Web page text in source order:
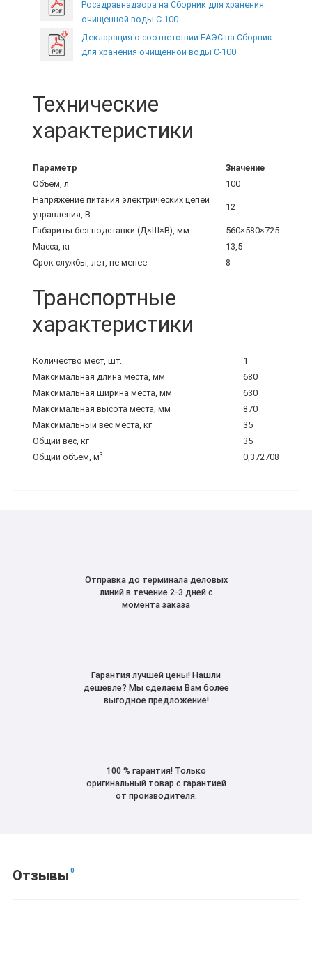
Росздравнадзора на Сборник для хранения
очищенной воды С-100
Декларация о соответствии ЕАЭС на Сборник
для хранения очищенной воды С-100
Технические
характеристики
Параметр
Значение
Объем, л
100
Напряжение питания электрических цепей
управления, В
12
Габариты без подставки (Д×Ш×В), мм
560×580×725
Масса, кг
13,5
Срок службы, лет, не менее
8
Транспортные
характеристики
Количество мест, шт.
1
Максимальная длина места, мм
680
Максимальная ширина места, мм
630
Максимальная высота места, мм
870
Максимальный вес места, кг
35
Общий вес, кг
35
Общий объём, м3 0,372708
Отправка до терминала деловых
линий в течение 2-3 дней с
момента заказа
Гарантия лучшей цены! Нашли
дешевле? Мы сделаем Вам более
выгодное предложение!
100 % гарантия! Только
оригинальный товар с гарантией
от производителя.
Отзывы 0